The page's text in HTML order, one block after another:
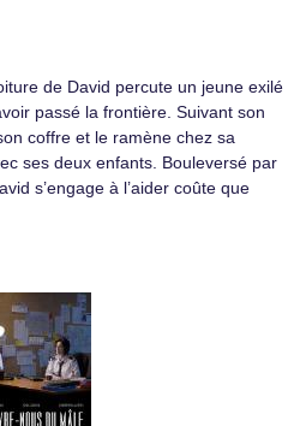
de David percute un jeune exilé
passé la frontière. Suivant son
coffre et le ramène chez sa
ses deux enfants. Bouleversé par
s’engage à l’aider coûte que